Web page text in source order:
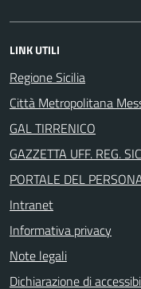
LINK UTILI
Regione Sicilia
Città Metropolitana
GAL TIRRENICO
GAZZETTA UFF. REG.
PORTALE DEL
Intranet
Informativa privacy
Note legali
Dichiarazione di